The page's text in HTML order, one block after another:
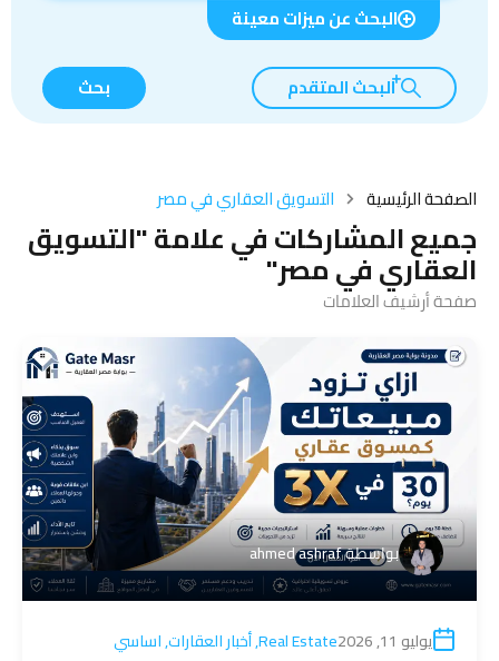
البحث عن ميزات معينة
البحث المتقدم بحث
الصفحة الرئيسية التسويق العقاري في مصر
جميع المشاركات في علامة "التسويق
العقاري في مصر"
صفحة أرشيف العلامات
بواسطةahmed ashraf
يوليو 11, 2026 Real Estate
,أخبار العقارات,اساسي